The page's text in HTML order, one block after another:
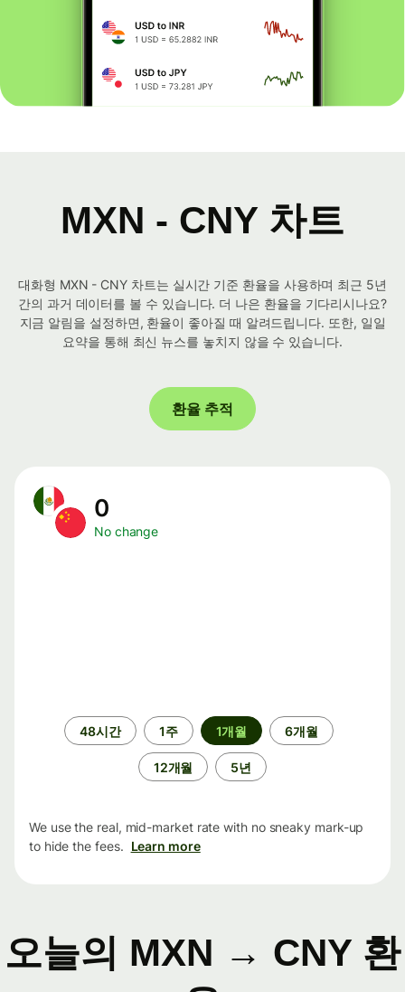
MXN - CNY 차트
대화형 MXN - CNY 차트는 실시간 기준 환율을 사용하며 최근 5년
간의 과거 데이터를 볼 수 있습니다. 더 나은 환율을 기다리시나요?
지금 알림을 설정하면, 환율이 좋아질 때 알려드립니다. 또한, 일일
요약을 통해 최신 뉴스를 놓치지 않을 수 있습니다.
환율 추적
0
No change
48시간 1주 1개월 6개월
12개월 5년
We use the real, mid-market rate with no sneaky mark-up
to hide the fees. Learn more
오늘의 MXN → CNY 환